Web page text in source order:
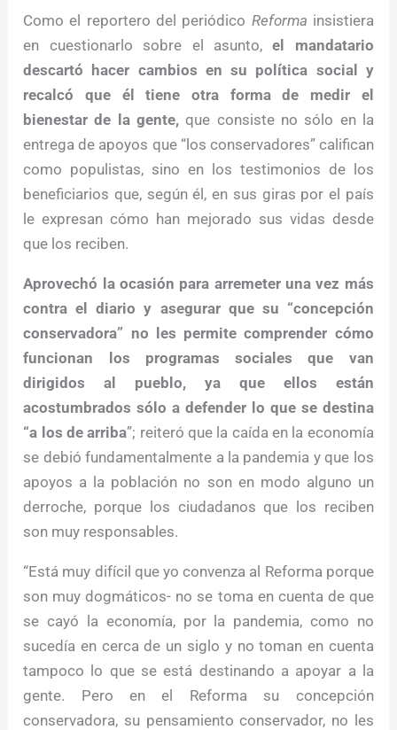
Como el reportero del periódico Reforma insistiera
en cuestionarlo sobre el asunto,el mandatario
descartó hacer cambios en su política social y
recalcó que él tiene otra forma de medir el
bienestar de la gente, que consiste no sólo en la
entrega de apoyos que “los conservadores” califican
como populistas, sino en los testimonios de los
beneficiarios que, según él, en sus giras por el país
le expresan cómo han mejorado sus vidas desde
que los reciben.
Aprovechó la ocasión para arremeter una vez más
contra el diario y asegurar que su “concepción
conservadora” no les permite comprender cómo
funcionan los programas sociales que van
dirigidos al pueblo, ya que ellos están
acostumbrados sólo a defender lo que se destina
“a los de arriba”; reiteró que la caída en la economía
se debió fundamentalmente a la pandemia y que los
apoyos a la población no son en modo alguno un
derroche, porque los ciudadanos que los reciben
son muy responsables.
“Está muy difícil que yo convenza al Reforma porque
son muy dogmáticos- no se toma en cuenta de que
se cayó la economía, por la pandemia, como no
sucedía en cerca de un siglo y no toman en cuenta
tampoco lo que se está destinando a apoyar a la
gente. Pero en el Reforma su concepción
conservadora, su pensamiento conservador, no les